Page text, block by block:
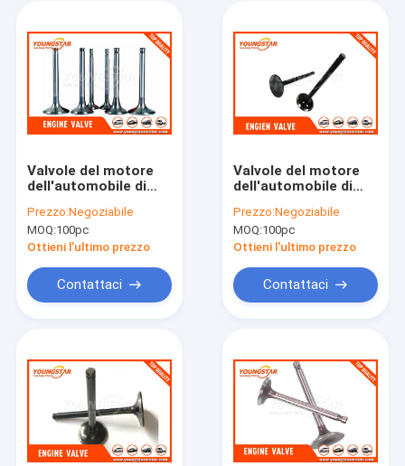
Valvole del motore
dell'automobile di
valvola di aspirazione
22211-26600 del
motore di Getz
Prezzo:Negoziabile
MOQ:100pc
Ottieni l'ultimo prezzo
Contattaci
Valvole del motore
dell'automobile di
Atos 1,0/12V 999c.c
22211 - 02500
(DENTRO) 22212-
Prezzo:Negoziabile
MOQ:100pc
Ottieni l'ultimo prezzo
Contattaci